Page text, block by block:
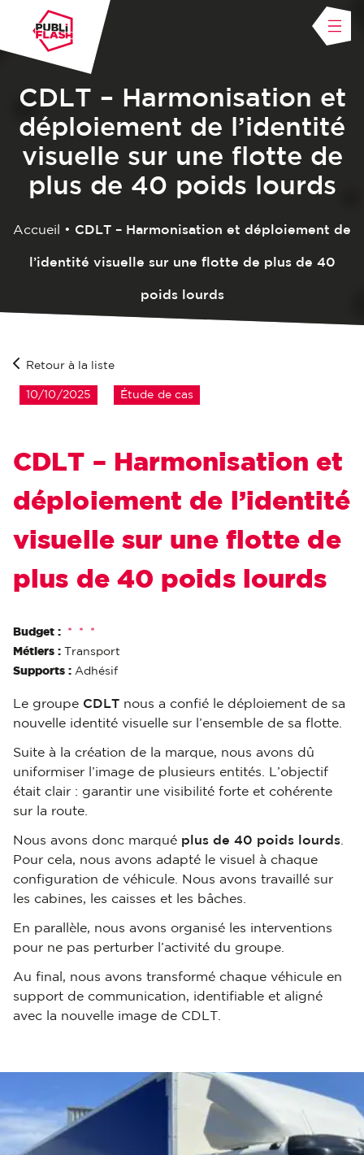
CDLT – Harmonisation et
déploiement de l’identité
visuelle sur une flotte de
plus de 40 poids lourds
Accueil • CDLT – Harmonisation et déploiement de
l’identité visuelle sur une flotte de plus de 40
poids lourds
Retour à la liste
10/10/2025 Étude de cas
CDLT – Harmonisation et
déploiement de l’identité
visuelle sur une flotte de
plus de 40 poids lourds
Budget : * *
*
Métiers : Transport
Supports : Adhésif
Le groupe CDLT nous a confié le déploiement de sa
nouvelle identité visuelle sur l’ensemble de sa flotte.
Suite à la création de la marque, nous avons dû
uniformiser l’image de plusieurs entités. L’objectif
était clair : garantir une visibilité forte et cohérente
sur la route.
Nous avons donc marqué plus de 40 poids lourds.
Pour cela, nous avons adapté le visuel à chaque
configuration de véhicule. Nous avons travaillé sur
les cabines, les caisses et les bâches.
En parallèle, nous avons organisé les interventions
pour ne pas perturber l’activité du groupe.
Au final, nous avons transformé chaque véhicule en
support de communication, identifiable et aligné
avec la nouvelle image de CDLT.